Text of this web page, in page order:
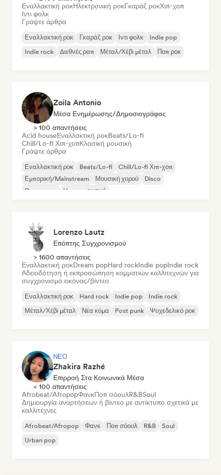
Εναλλακτική ροκΗλεκτρονική ροκΓκαράζ ροκΧιπ-χοπ
Ιντι φολκ
Γράψτε άρθρα
Εναλλακτική ροκ Γκαράζ ροκ Ιντι φολκ
Indie pop
Indie rock
Διεθνές ραπ Μέταλ/Χέβι μέταλ Ποπ ροκ
Zoila Antonio
Μέσα Ενημέρωσης/Δημοσιογράφος
> 100 απαντήσεις
Acid houseΕναλλακτική ροκBeats/Lo-fi
Chill/Lo-fi Χιπ-χοπΚλασική μουσική
Γράψτε άρθρα
Εναλλακτική ροκ Beats/Lo-fi
Chill/Lo-fi Χιπ-χοπ
Εμπορική/Mainstream
Μουσική χορού
Disco
Dream pop
House μουσική
Lorenzo Lautz
Επόπτης Συγχρονισμού
> 1600 απαντήσεις
Εναλλακτική ροκDream popHard rockIndie popIndie rock
Αδειοδότηση ή εκπροσώπηση κομματιών καλλιτεχνών για
συγχρονισμό εικόνας/βίντεο
Εναλλακτική ροκ Hard rock Indie pop
Indie rock
Μέταλ/Χέβι μέταλ
Νέα κύμα Post punk Ψυχεδελικό ροκ
ΝΈΟ
Zhakira Razhé
Επιρροή Στα Κοινωνικά Μέσα
< 100 απαντήσεις
Afrobeat/AfropopΦανκΠοπ σόουλR&BSoul
Δημιουργία αναρτήσεων ή βίντεο με αντίκτυπο σχετικά με
καλλιτέχνες
Afrobeat/Afropop Φανκ Ποπ σόουλ R&B
Soul
Urban pop